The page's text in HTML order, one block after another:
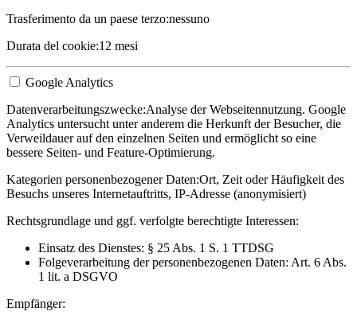
Trasferimento da un paese terzo:nessuno
Durata del cookie:12 mesi
Google Analytics
Datenverarbeitungszwecke:Analyse der Webseitennutzung. Google
Analytics untersucht unter anderem die Herkunft der Besucher, die
Verweildauer auf den einzelnen Seiten und ermöglicht so eine
bessere Seiten- und Feature-Optimierung.
Kategorien personenbezogener Daten:Ort, Zeit oder Häufigkeit des
Besuchs unseres Internetauftritts, IP-Adresse (anonymisiert)
Rechtsgrundlage und ggf. verfolgte berechtigte Interessen:
Einsatz des Dienstes: § 25 Abs. 1 S. 1 TTDSG
Folgeverarbeitung der personenbezogenen Daten: Art. 6 Abs.
1 lit. a DSGVO
Empfänger: